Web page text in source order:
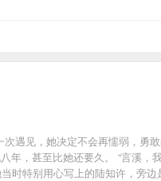
遇见，她决定不会再懦弱，勇
，甚至比她还要久。 “言溪，
时特别用心写上的陆知许，旁